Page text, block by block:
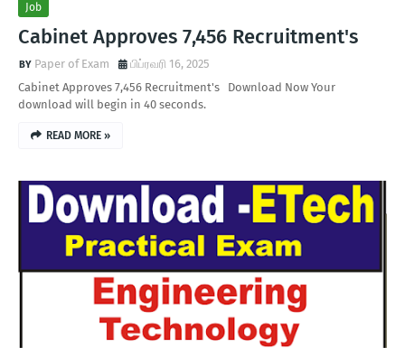
Job
Cabinet Approves 7,456 Recruitment's
Paper of Exam
பிப்ரவரி 16, 2025
Cabinet Approves 7,456 Recruitment's Download Now Your
download will begin in 40 seconds.
READ MORE »